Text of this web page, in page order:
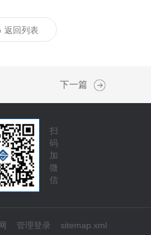
返回列表
下一篇
扫
码
加
微
信
管理登录 sitemap.xml